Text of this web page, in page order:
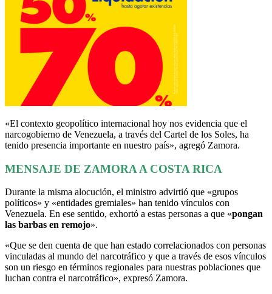
«El contexto geopolítico internacional hoy nos evidencia que el
narcogobierno de Venezuela, a través del Cartel de los Soles, ha
tenido presencia importante en nuestro país», agregó Zamora.
MENSAJE DE ZAMORA A COSTA RICA
Durante la misma alocución, el ministro advirtió que «grupos
políticos» y «entidades gremiales» han tenido vínculos con
Venezuela. En ese sentido, exhortó a estas personas a que «pongan
las barbas en remojo».
«Que se den cuenta de que han estado correlacionados con personas
vinculadas al mundo del narcotráfico y que a través de esos vínculos
son un riesgo en términos regionales para nuestras poblaciones que
luchan contra el narcotráfico», expresó Zamora.